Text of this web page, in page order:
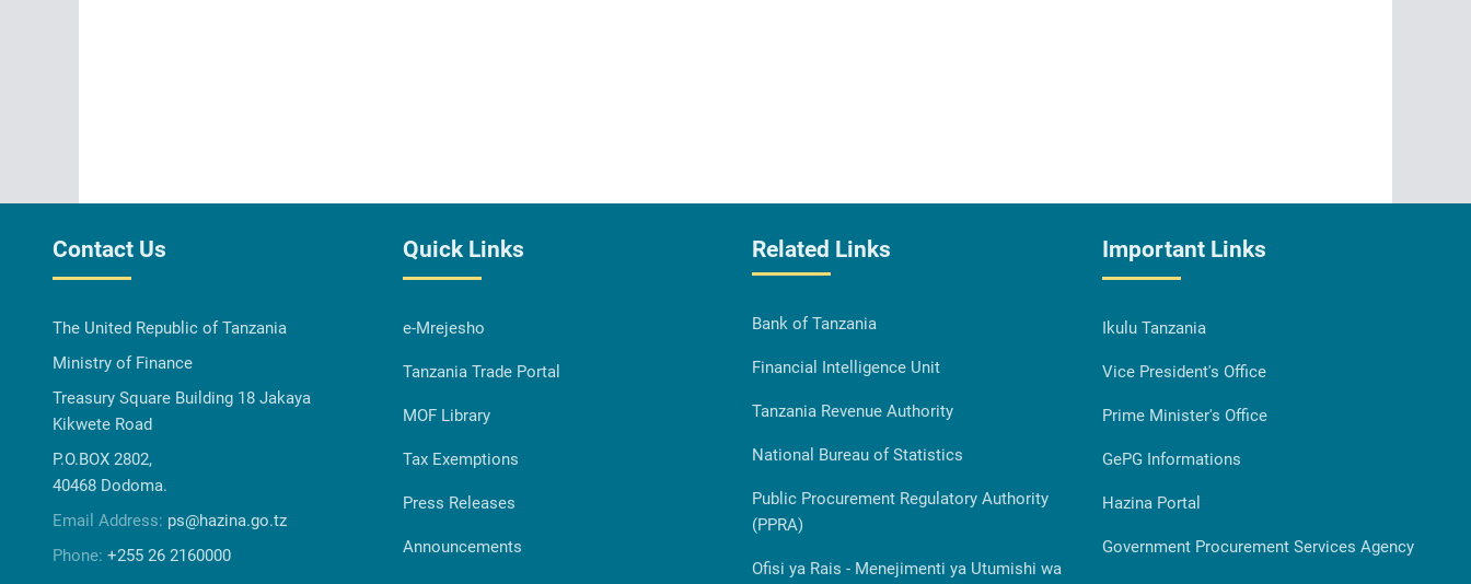
Contact Us
The United Republic of Tanzania
Ministry of Finance
Treasury Square Building 18 Jakaya
Kikwete Road
P.O.BOX 2802,
40468 Dodoma.
Email Address: ps@hazina.go.tz
Phone: +255 26 2160000
Quick Links
e-Mrejesho
Tanzania Trade Portal
MOF Library
Tax Exemptions
Press Releases
Announcements
Related Links
Bank of Tanzania
Financial Intelligence Unit
Tanzania Revenue Authority
National Bureau of Statistics
Public Procurement Regulatory Authority
(PPRA)
Ofisi ya Rais - Menejimenti ya Utumishi wa
Important Links
Ikulu Tanzania
Vice President's Office
Prime Minister's Office
GePG Informations
Hazina Portal
Government Procurement Services Agency